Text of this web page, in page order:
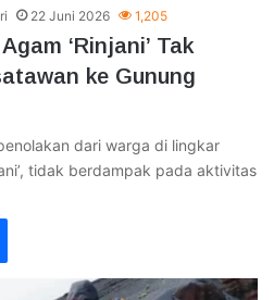
22 Juni 2026 1,205
‘Rinjani’ Tak
ke Gunung
dari warga di lingkar
tidak berdampak pada aktivitas